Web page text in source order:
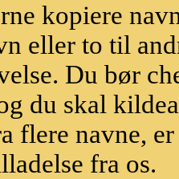
kopiere
eller to til
Du bør
du skal
flere navne,
fra os.